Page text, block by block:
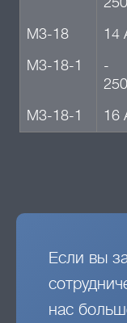
М3-18 14
М3-18-1
-
М3-18-1 16
Если вы
нас